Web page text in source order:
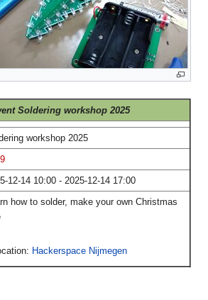
Soldering workshop 2025
workshop 2025
12-14 10:00 - 2025-12-14 17:00
how to solder, make your own Christmas
Hackerspace Nijmegen